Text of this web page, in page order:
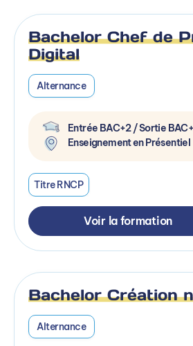
Bachelor Chef de
Digital
Alternance
Entrée BAC+2 / Sortie
Enseignement en Présentiel
Titre RNCP
Voir la formation
Bachelor Création
Alternance